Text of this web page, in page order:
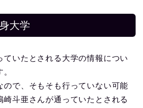
大学
ていたとされる大学の情報につい
ので、そもそも行っていない可能
崎斗亜さんが通っていたとされる